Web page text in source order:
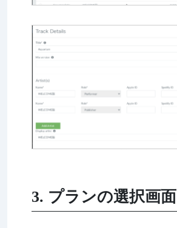
3. プランの選択画面